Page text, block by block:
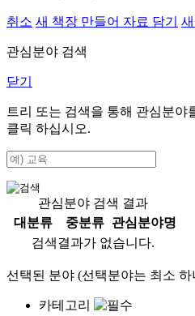
취소 새 책장 만들어 자료 담기
관심분야 검색
닫기
트리 또는 검색을 통해 관심분야
클릭 하십시오.
관심분야 검색 결과
대분류
중분류
관심분야명
검색결과가 없습니다.
선택된 분야 (선택분야는 최소
카테고리